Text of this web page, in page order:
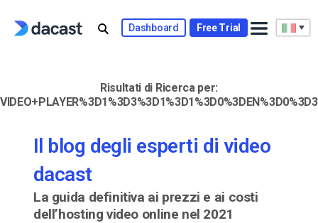
Dashboard Free Trial
Risultati di Ricerca per:
Il blog degli esperti di video
dacast
La guida definitiva ai prezzi e ai costi
dell’hosting video online nel 2021